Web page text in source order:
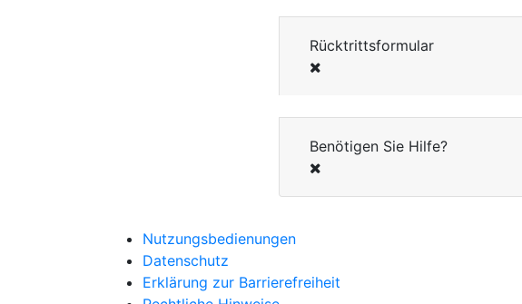
Rücktrittsformular
Benötigen Sie Hilfe?
Nutzungsbedienungen
Datenschutz
Erklärung zur Barrierefreiheit